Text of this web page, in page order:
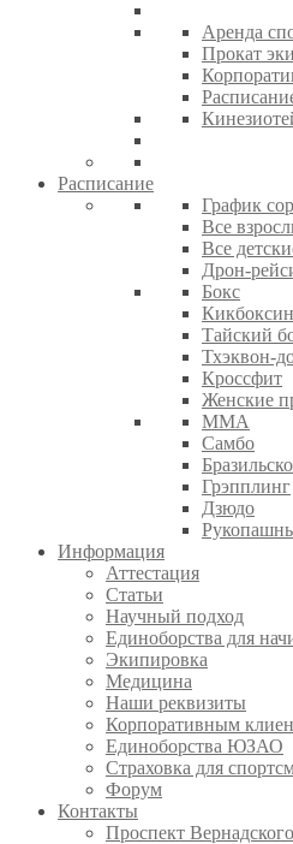
Аренда
Прокат
Расписание
График
Все
Все
Дрон-
Бокс
Тайский
Тхэквон-
Кроссфит
Женские
ММА
Самбо
Грэпплинг
Дзюдо
Информация
Аттестация
Статьи
Научный подход
Единоборства для
Экипировка
Медицина
Наши реквизиты
Корпоративным
Единоборства ЮЗАО
Страховка для
Форум
Контакты
Проспект Вернадского